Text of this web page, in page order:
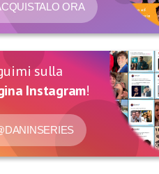
ORA
sulla
Instagram!